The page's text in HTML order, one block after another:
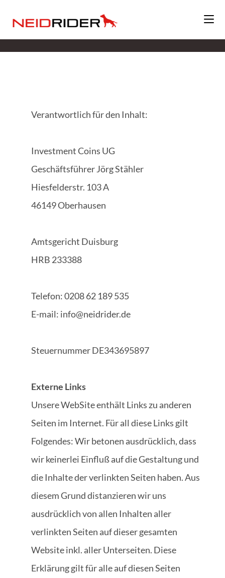
Verantwortlich für den Inhalt:
Investment Coins UG
Geschäftsführer Jörg Stähler
Hiesfelderstr. 103 A
46149 Oberhausen
Amtsgericht Duisburg
HRB 233388
Telefon: 0208 62 189 535
E-mail: info@neidrider.de
Steuernummer DE343695897
Externe Links
Unsere WebSite enthält Links zu anderen
Seiten im Internet. Für all diese Links gilt
Folgendes: Wir betonen ausdrücklich, dass
wir keinerlei Einfluß auf die Gestaltung und
die Inhalte der verlinkten Seiten haben. Aus
diesem Grund distanzieren wir uns
ausdrücklich von allen Inhalten aller
verlinkten Seiten auf dieser gesamten
Website inkl. aller Unterseiten. Diese
Erklärung gilt für alle auf diesen Seiten